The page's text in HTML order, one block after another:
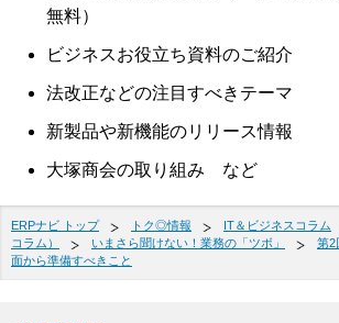
無料）
ビジネスお役立ち資料のご紹介
法改正などの注目すべきテーマ
新製品や新機能のリリース情報
大塚商会の取り組み など
ERPナビ トップ トク◎情報 IT＆ビジネスコラム
コラム）
いまさら聞けない！業務の「ツボ」
第2
面から準備すべきこと